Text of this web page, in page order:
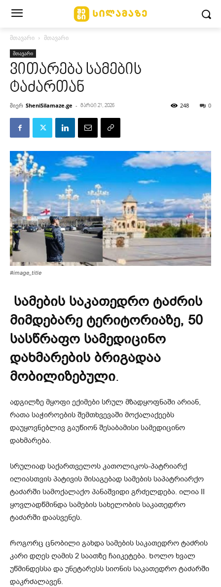
მთავარი მთავარი
მთავარი
ვითარება სამების
ტაძართან
მიერ SheniSilamaze.ge - მარტი 21, 2026 0
248
#image_title
სამების საკათედრო ტაძრის
მიმდებარე ტერიტორიაზე, 50
სასწრაფო სამედიცინო
დახმარების ბრიგადაა
მობილიზებული.
ადგილზე მყოფი ექიმები სრულ მზადყოფნაში არიან,
რათა საჭიროების შემთხვევაში მოქალაქეებს
დაუყოვნებლივ გაუწიონ შესაბამისი სამედიცინო
დახმარება.
სრულიად საქართველოს კათოლიკოს-პატრიარქ
ილიასთვის პატივის მისაგებად სამების საპატრიარქო
ტაძარში სამოქალაქო პანაშვიდი გრძელდება. ილია II
ყოვლადწმინდა სამების სახელობის საკათედრო
ტაძარში დაასვენეს.
Როგორც ცნობილი გახდა სამების საკათედრო ტაძრის
კარი დღეს ღამის 2 საათზე ჩაიკეტება. Ხოლო ხვალ
უწმინდესსა და უნეტარესს სიონის საკათედრო ტაძარში
დაკრძალავენ.